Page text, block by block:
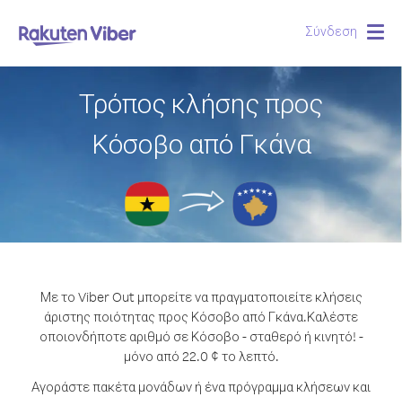
Σύνδεση
Τρόπος κλήσης προς
Κόσοβο από Γκάνα
Με το Viber Out μπορείτε να πραγματοποιείτε κλήσεις
άριστης ποιότητας προς Κόσοβο από Γκάνα.Καλέστε
οποιονδήποτε αριθμό σε Κόσοβο - σταθερό ή κινητό! -
μόνο από 22.0 ¢ το λεπτό.
Αγοράστε πακέτα μονάδων ή ένα πρόγραμμα κλήσεων και